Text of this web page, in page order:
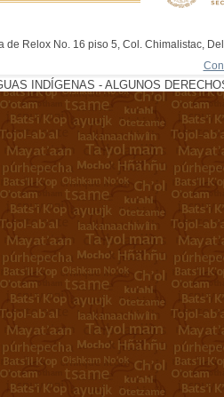
de Relox No. 16 piso 5, Col. Chimalistac,
INDÍGENAS - ALGUNOS